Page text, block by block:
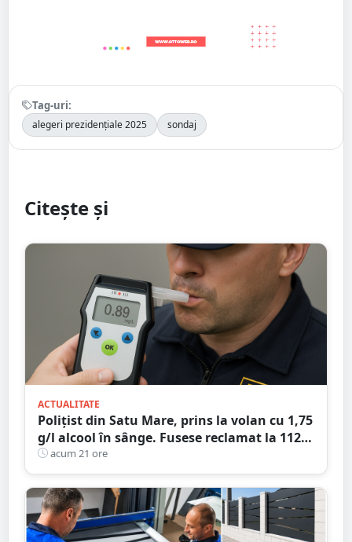
Tag-uri:
alegeri prezidențiale 2025 sondaj
Citește și
ACTUALITATE
Polițist din Satu Mare, prins la volan cu 1,75
g/l alcool în sânge. Fusese reclamat la 112
că circula pe contrasens
acum 21 ore